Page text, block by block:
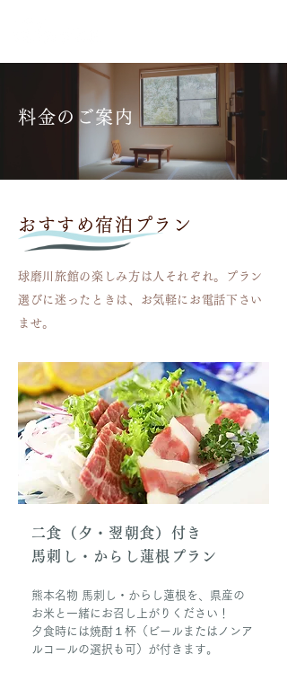
料金のご案内
おすすめ宿泊プラン
球磨川旅館の楽しみ方は人それぞれ。プラン
選びに迷ったときは、お気軽にお電話下さい
ませ。
二食（夕・翌朝食）付き
馬刺し・からし蓮根プラン
熊本名物 馬刺し・からし蓮根を、県産の
お米と一緒にお召し上がりください！
夕食時には焼酎１杯（ビールまたはノンア
ルコールの選択も可）が付きます。